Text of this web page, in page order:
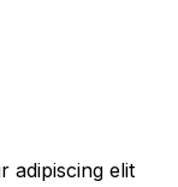
adipiscing elit